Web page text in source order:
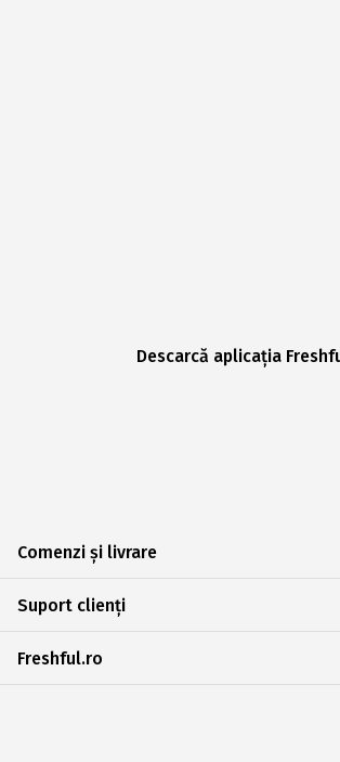
Descarcă aplicația
Comenzi și livrare
Suport clienți
Freshful.ro